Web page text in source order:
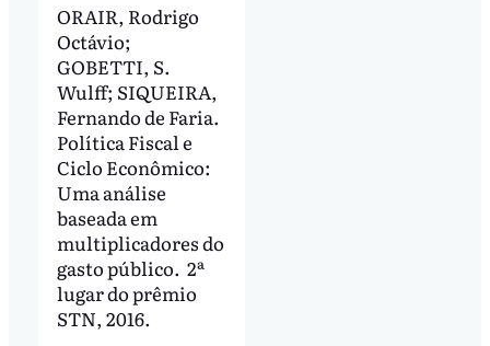
ORAIR, Rodrigo
Octávio;
GOBETTI, S.
Wulff; SIQUEIRA,
Fernando de Faria.
Política Fiscal e
Ciclo Econômico:
Uma análise
baseada em
multiplicadores do
gasto público. 2ª
lugar do prêmio
STN, 2016.